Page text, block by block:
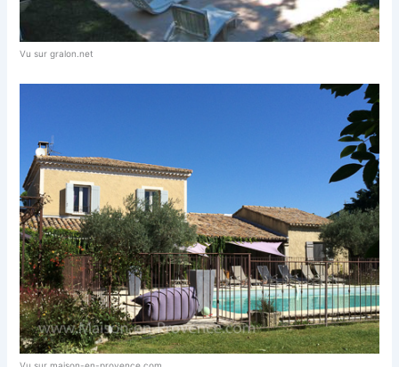
Vu sur gralon.net
Vu sur maison-en-provence.com